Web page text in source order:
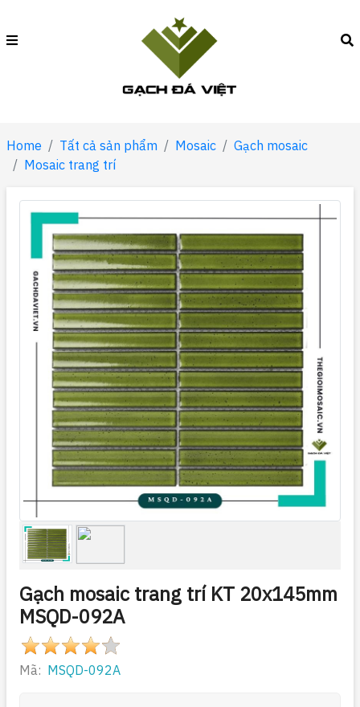
Home Tất cả sản phẩm Mosaic
Gạch mosaic
Mosaic trang trí
Gạch mosaic trang trí KT 20x145mm
MSQD-092A
Mã: MSQD-092A